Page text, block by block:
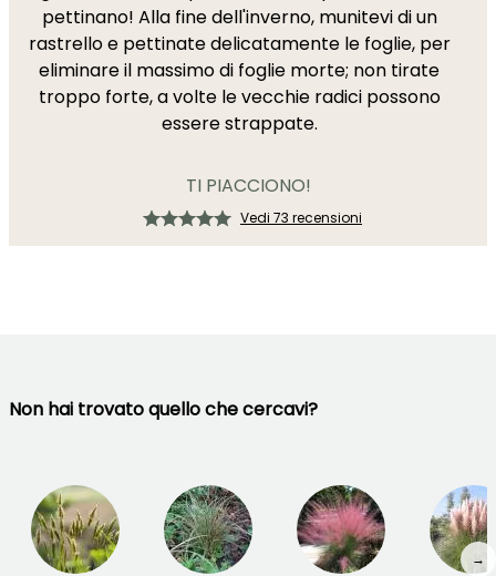
pettinano! Alla fine dell'inverno, munitevi di un
rastrello e pettinate delicatamente le foglie, per
eliminare il massimo di foglie morte; non tirate
troppo forte, a volte le vecchie radici possono
essere strappate.
TI PIACCIONO!
Vedi 73 recensioni
Non hai trovato quello che cercavi?
→